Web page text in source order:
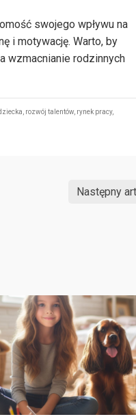
swojego wpływu na
i motywację. Warto, by
wzmacnianie rodzinnych
rozwój talentów rynek pracy,
Następny